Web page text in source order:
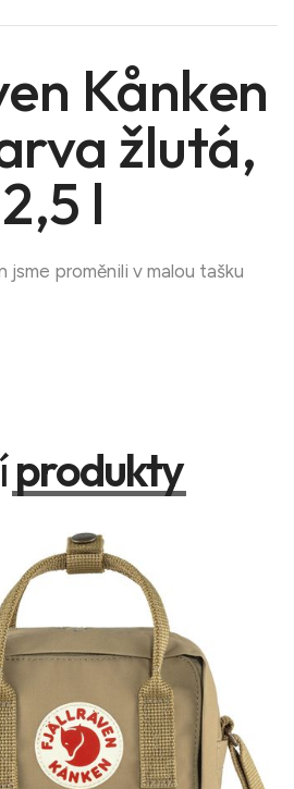
Kånken
žlutá,
l
jsme proměnili v malou tašku
produkty